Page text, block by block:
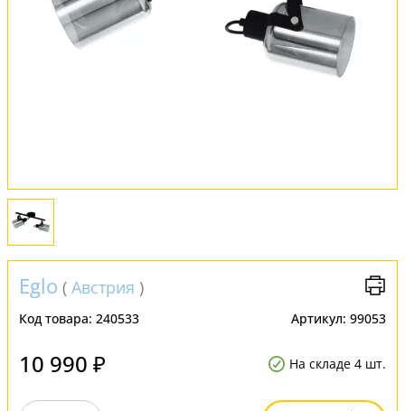
Установка
Eglo ( Австрия )
Код товара: 240533 Артикул: 99053
10 990 ₽ На складе 4 шт.